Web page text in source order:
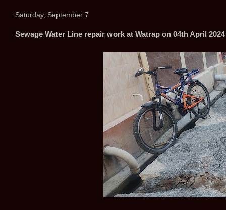
Saturday, September 7
Sewage Water Line repair work at Watrap on 04th April